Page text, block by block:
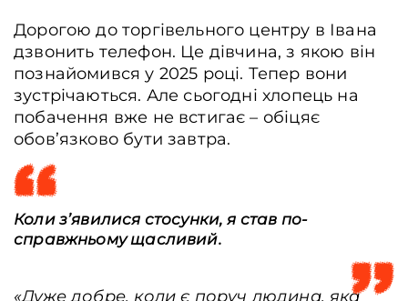
Ветеран Іван Недобрик на спеціальному підйомнику, 16 січня 2026 року.
Житомир, Україна. Артем Деркачов / Frontliner
Дорогою до торгівельного центру в Івана
дзвонить телефон. Це дівчина, з якою він
познайомився у 2025 році. Тепер вони
зустрічаються. Але сьогодні хлопець на
побачення вже не встигає – обіцяє
обов’язково бути завтра.
Коли з’явилися стосунки, я став по-
справжньому щасливий.
«Дуже добре, коли є поруч людина, яка